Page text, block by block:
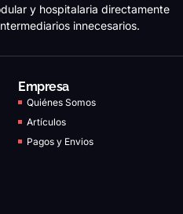
y hospitalaria directamente
innecesarios.
Empresa
Quiénes Somos
Artículos
Pagos y Envios